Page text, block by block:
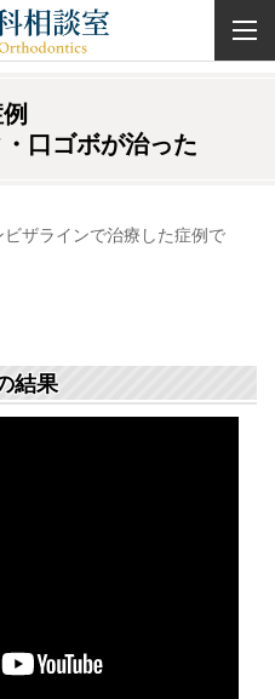
口ゴボが治った
ザラインで治療した症例で
結果